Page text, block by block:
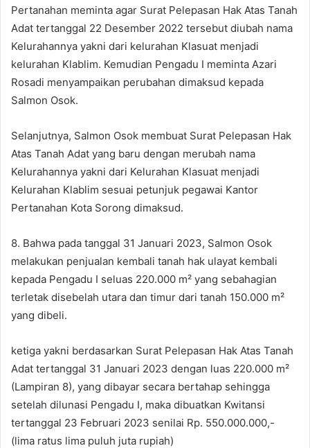
Pertanahan meminta agar Surat Pelepasan Hak Atas Tanah
Adat tertanggal 22 Desember 2022 tersebut diubah nama
Kelurahannya yakni dari kelurahan Klasuat menjadi
kelurahan Klablim. Kemudian Pengadu I meminta Azari
Rosadi menyampaikan perubahan dimaksud kepada
Salmon Osok.
Selanjutnya, Salmon Osok membuat Surat Pelepasan Hak
Atas Tanah Adat yang baru dengan merubah nama
Kelurahannya yakni dari Kelurahan Klasuat menjadi
Kelurahan Klablim sesuai petunjuk pegawai Kantor
Pertanahan Kota Sorong dimaksud.
8. Bahwa pada tanggal 31 Januari 2023, Salmon Osok
melakukan penjualan kembali tanah hak ulayat kembali
kepada Pengadu I seluas 220.000 m² yang sebahagian
terletak disebelah utara dan timur dari tanah 150.000 m²
yang dibeli.
ketiga yakni berdasarkan Surat Pelepasan Hak Atas Tanah
Adat tertanggal 31 Januari 2023 dengan luas 220.000 m²
(Lampiran 8), yang dibayar secara bertahap sehingga
setelah dilunasi Pengadu I, maka dibuatkan Kwitansi
tertanggal 23 Februari 2023 senilai Rp. 550.000.000,-
(lima ratus lima puluh juta rupiah)